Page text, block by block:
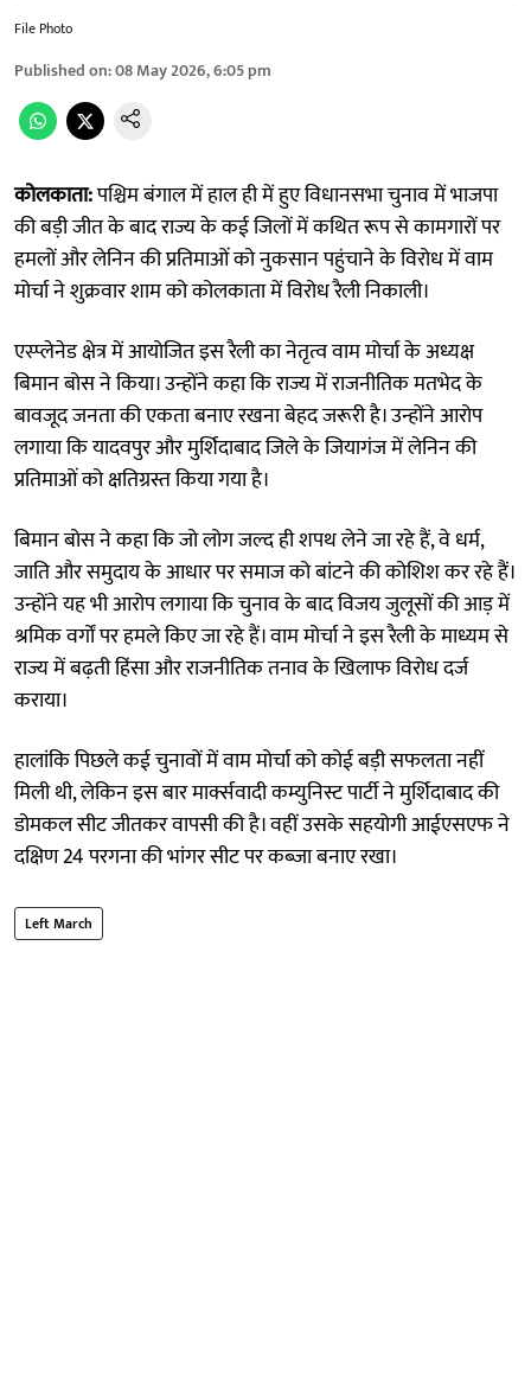
File Photo
Published on:08 May 2026, 6:05 pm
कोलकाता:पश्चिम बंगाल में हाल ही में हुए विधानसभा चुनाव में भाजपा
की बड़ी जीत के बाद राज्य के कई जिलों में कथित रूप से कामगारों पर
हमलों और लेनिन की प्रतिमाओं को नुकसान पहुंचाने के विरोध में वाम
मोर्चा ने शुक्रवार शाम को कोलकाता में विरोध रैली निकाली।
एस्प्लेनेड क्षेत्र में आयोजित इस रैली का नेतृत्व वाम मोर्चा के अध्यक्ष
बिमान बोस ने किया। उन्होंने कहा कि राज्य में राजनीतिक मतभेद के
बावजूद जनता की एकता बनाए रखना बेहद जरूरी है। उन्होंने आरोप
लगाया कि यादवपुर और मुर्शिदाबाद जिले के जियागंज में लेनिन की
प्रतिमाओं को क्षतिग्रस्त किया गया है।
बिमान बोस ने कहा कि जो लोग जल्द ही शपथ लेने जा रहे हैं, वे धर्म,
जाति और समुदाय के आधार पर समाज को बांटने की कोशिश कर रहे हैं।
उन्होंने यह भी आरोप लगाया कि चुनाव के बाद विजय जुलूसों की आड़ में
श्रमिक वर्गों पर हमले किए जा रहे हैं। वाम मोर्चा ने इस रैली के माध्यम से
राज्य में बढ़ती हिंसा और राजनीतिक तनाव के खिलाफ विरोध दर्ज
कराया।
हालांकि पिछले कई चुनावों में वाम मोर्चा को कोई बड़ी सफलता नहीं
मिली थी, लेकिन इस बार मार्क्सवादी कम्युनिस्ट पार्टी ने मुर्शिदाबाद की
डोमकल सीट जीतकर वापसी की है। वहीं उसके सहयोगी आईएसएफ ने
दक्षिण 24 परगना की भांगर सीट पर कब्जा बनाए रखा।
Left March